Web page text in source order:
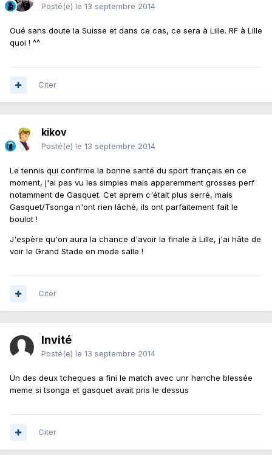
Posté(e) le 13 septembre 2014
Oué sans doute la Suisse et dans ce cas, ce sera à Lille. RF à Lille
quoi ! ^^
Citer
kikov
Posté(e) le 13 septembre 2014
Le tennis qui confirme la bonne santé du sport français en ce
moment, j'ai pas vu les simples mais apparemment grosses perf
notamment de Gasquet. Cet aprem c'était plus serré, mais
Gasquet/Tsonga n'ont rien lâché, ils ont parfaitement fait le
boulot !
J'espère qu'on aura la chance d'avoir la finale à Lille, j'ai hâte de
voir le Grand Stade en mode salle !
Citer
Invité
Posté(e) le 13 septembre 2014
Un des deux tcheques a fini le match avec unr hanche blessée
meme si tsonga et gasquet avait pris le dessus
Citer